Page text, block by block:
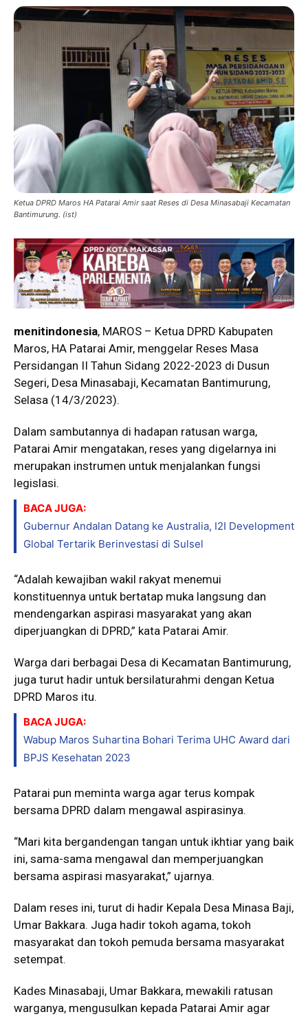
Ketua DPRD Maros HA Patarai Amir saat Reses di Desa Minasabaji Kecamatan
Bantimurung. (ist)
menitindonesia, MAROS – Ketua DPRD Kabupaten
Maros, HA Patarai Amir, menggelar Reses Masa
Persidangan II Tahun Sidang 2022-2023 di Dusun
Segeri, Desa Minasabaji, Kecamatan Bantimurung,
Selasa (14/3/2023).
Dalam sambutannya di hadapan ratusan warga,
Patarai Amir mengatakan, reses yang digelarnya ini
merupakan instrumen untuk menjalankan fungsi
legislasi.
BACA JUGA:
Gubernur Andalan Datang ke Australia, I2I Development
Global Tertarik Berinvestasi di Sulsel
“Adalah kewajiban wakil rakyat menemui
konstituennya untuk bertatap muka langsung dan
mendengarkan aspirasi masyarakat yang akan
diperjuangkan di DPRD,” kata Patarai Amir.
Warga dari berbagai Desa di Kecamatan Bantimurung,
juga turut hadir untuk bersilaturahmi dengan Ketua
DPRD Maros itu.
BACA JUGA:
Wabup Maros Suhartina Bohari Terima UHC Award dari
BPJS Kesehatan 2023
Patarai pun meminta warga agar terus kompak
bersama DPRD dalam mengawal aspirasinya.
“Mari kita bergandengan tangan untuk ikhtiar yang baik
ini, sama-sama mengawal dan memperjuangkan
bersama aspirasi masyarakat,” ujarnya.
Dalam reses ini, turut di hadir Kepala Desa Minasa Baji,
Umar Bakkara. Juga hadir tokoh agama, tokoh
masyarakat dan tokoh pemuda bersama masyarakat
setempat.
Kades Minasabaji, Umar Bakkara, mewakili ratusan
warganya, mengusulkan kepada Patarai Amir agar